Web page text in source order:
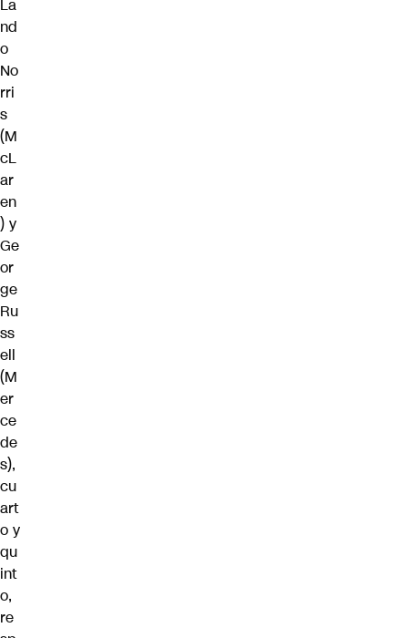
La
nd
o
No
rri
s
(M
cL
ar
en
) y
Ge
or
ge
Ru
ss
ell
(M
er
ce
de
s),
cu
art
o y
qu
int
o,
re